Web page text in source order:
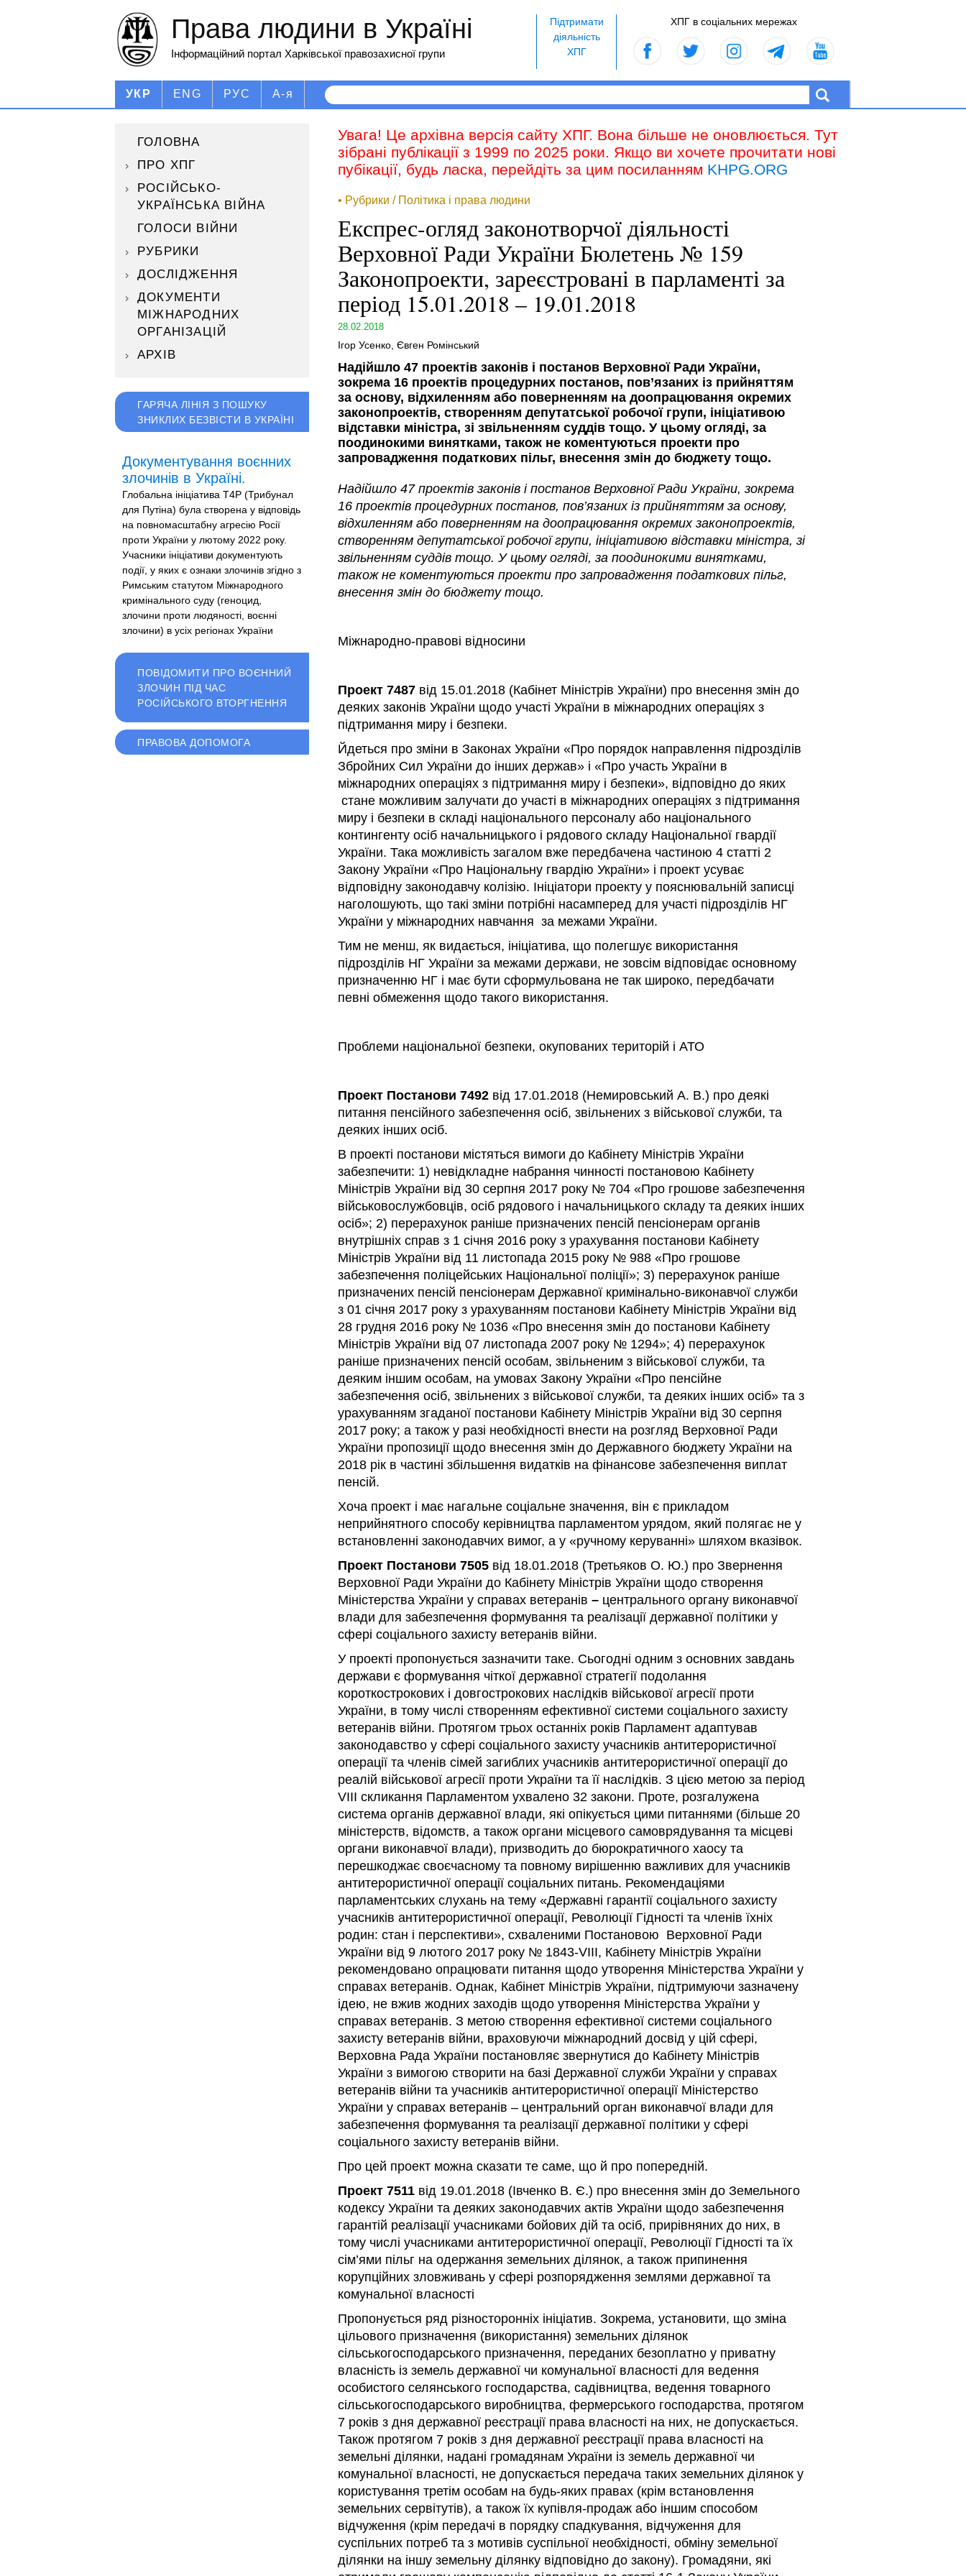
ХПГ в соціальних мережах
Підтримати
діяльність
ХПГ
Права людини в Україні
Інформаційний портал Харківської правозахисної групи
УКР ENG РУС А-я
ГОЛОВНА
ПРО ХПГ
РОСІЙСЬКО-
УКРАЇНСЬКА ВІЙНА
ГОЛОСИ ВІЙНИ
РУБРИКИ
ДОСЛІДЖЕННЯ
ДОКУМЕНТИ
МІЖНАРОДНИХ
ОРГАНІЗАЦІЙ
АРХІВ
ГАРЯЧА ЛІНІЯ З ПОШУКУ
ЗНИКЛИХ БЕЗВІСТИ В УКРАЇНІ
Документування воєнних
злочинів в Україні.
Глобальна ініціатива T4P (Трибунал
для Путіна) була створена у відповідь
на повномасштабну агресію Росії
проти України у лютому 2022 року.
Учасники ініціативи документують
події, у яких є ознаки злочинів згідно з
Римським статутом Міжнародного
кримінального суду (геноцид,
злочини проти людяності, воєнні
злочини) в усіх регіонах України
ПОВІДОМИТИ ПРО ВОЄННИЙ
ЗЛОЧИН ПІД ЧАС
РОСІЙСЬКОГО ВТОРГНЕННЯ
ПРАВОВА ДОПОМОГА
Увага! Це архівна версія сайту ХПГ. Вона більше не оновлюється. Тут
зібрані публікації з 1999 по 2025 роки. Якщо ви хочете прочитати нові
пубікації, будь ласка, перейдіть за цим посиланням KHPG.ORG
• Рубрики / Політика і права людини
Експрес-огляд законотворчої діяльності
Верховної Ради України Бюлетень № 159
Законопроекти, зареєстровані в парламенті за
період 15.01.2018 – 19.01.2018
28.02.2018
Ігор Усенко, Євген Ромінський
Надійшло 47 проектів законів і постанов Верховної Ради України,
зокрема 16 проектів процедурних постанов, пов’язаних із прийняттям
за основу, відхиленням або поверненням на доопрацювання окремих
законопроектів, створенням депутатської робочої групи, ініціативою
відставки міністра, зі звільненням суддів тощо. У цьому огляді, за
поодинокими винятками, також не коментуються проекти про
запровадження податкових пільг, внесення змін до бюджету тощо.
Надійшло 47 проектів законів і постанов Верховної Ради України, зокрема
16 проектів процедурних постанов, пов’язаних із прийняттям за основу,
відхиленням або поверненням на доопрацювання окремих законопроектів,
створенням депутатської робочої групи, ініціативою відставки міністра, зі
звільненням суддів тощо. У цьому огляді, за поодинокими винятками,
також не коментуються проекти про запровадження податкових пільг,
внесення змін до бюджету тощо.
Міжнародно-правові відносини
Проект 7487 від 15.01.2018 (Кабінет Міністрів України) про внесення змін до
деяких законів України щодо участі України в міжнародних операціях з
підтримання миру і безпеки.
Йдеться про зміни в Законах України «Про порядок направлення підрозділів
Збройних Сил України до інших держав» і «Про участь України в
міжнародних операціях з підтримання миру і безпеки», відповідно до яких
стане можливим залучати до участі в міжнародних операціях з підтримання
миру і безпеки в складі національного персоналу або національного
контингенту осіб начальницького і рядового складу Національної гвардії
України. Така можливість загалом вже передбачена частиною 4 статті 2
Закону України «Про Національну гвардію України» і проект усуває
відповідну законодавчу колізію. Ініціатори проекту у пояснювальній записці
наголошують, що такі зміни потрібні насамперед для участі підрозділів НГ
України у міжнародних навчання за межами України.
Тим не менш, як видається, ініціатива, що полегшує використання
підрозділів НГ України за межами держави, не зовсім відповідає основному
призначенню НГ і має бути сформульована не так широко, передбачати
певні обмеження щодо такого використання.
Проблеми національної безпеки, окупованих територій і АТО
Проект Постанови 7492 від 17.01.2018 (Немировський А. В.) про деякі
питання пенсійного забезпечення осіб, звільнених з військової служби, та
деяких інших осіб.
В проекті постанови містяться вимоги до Кабінету Міністрів України
забезпечити: 1) невідкладне набрання чинності постановою Кабінету
Міністрів України від 30 серпня 2017 року № 704 «Про грошове забезпечення
військовослужбовців, осіб рядового і начальницького складу та деяких інших
осіб»; 2) перерахунок раніше призначених пенсій пенсіонерам органів
внутрішніх справ з 1 січня 2016 року з урахування постанови Кабінету
Міністрів України від 11 листопада 2015 року № 988 «Про грошове
забезпечення поліцейських Національної поліції»; 3) перерахунок раніше
призначених пенсій пенсіонерам Державної кримінально-виконавчої служби
з 01 січня 2017 року з урахуванням постанови Кабінету Міністрів України від
28 грудня 2016 року № 1036 «Про внесення змін до постанови Кабінету
Міністрів України від 07 листопада 2007 року № 1294»; 4) перерахунок
раніше призначених пенсій особам, звільненим з військової служби, та
деяким іншим особам, на умовах Закону України «Про пенсійне
забезпечення осіб, звільнених з військової служби, та деяких інших осіб» та з
урахуванням згаданої постанови Кабінету Міністрів України від 30 серпня
2017 року; а також у разі необхідності внести на розгляд Верховної Ради
України пропозиції щодо внесення змін до Державного бюджету України на
2018 рік в частині збільшення видатків на фінансове забезпечення виплат
пенсій.
Хоча проект і має нагальне соціальне значення, він є прикладом
неприйнятного способу керівництва парламентом урядом, який полягає не у
встановленні законодавчих вимог, а у «ручному керуванні» шляхом вказівок.
Проект Постанови 7505 від 18.01.2018 (Третьяков О. Ю.) про Звернення
Верховної Ради України до Кабінету Міністрів України щодо створення
Міністерства України у справах ветеранів – центрального органу виконавчої
влади для забезпечення формування та реалізації державної політики у
сфері соціального захисту ветеранів війни.
У проекті пропонується зазначити таке. Сьогодні одним з основних завдань
держави є формування чіткої державної стратегії подолання
короткострокових і довгострокових наслідків військової агресії проти
України, в тому числі створенням ефективної системи соціального захисту
ветеранів війни. Протягом трьох останніх років Парламент адаптував
законодавство у сфері соціального захисту учасників антитерористичної
операції та членів сімей загиблих учасників антитерористичної операції до
реалій військової агресії проти України та її наслідків. З цією метою за період
VIII скликання Парламентом ухвалено 32 закони. Проте, розгалужена
система органів державної влади, які опікується цими питаннями (більше 20
міністерств, відомств, а також органи місцевого самоврядування та місцеві
органи виконавчої влади), призводить до бюрократичного хаосу та
перешкоджає своєчасному та повному вирішенню важливих для учасників
антитерористичної операції соціальних питань. Рекомендаціями
парламентських слухань на тему «Державні гарантії соціального захисту
учасників антитерористичної операції, Революції Гідності та членів їхніх
родин: стан і перспективи», схваленими Постановою Верховної Ради
України від 9 лютого 2017 року № 1843-VIII, Кабінету Міністрів України
рекомендовано опрацювати питання щодо утворення Міністерства України у
справах ветеранів. Однак, Кабінет Міністрів України, підтримуючи зазначену
ідею, не вжив жодних заходів щодо утворення Міністерства України у
справах ветеранів. З метою створення ефективної системи соціального
захисту ветеранів війни, враховуючи міжнародний досвід у цій сфері,
Верховна Рада України постановляє звернутися до Кабінету Міністрів
України з вимогою створити на базі Державної служби України у справах
ветеранів війни та учасників антитерористичної операції Міністерство
України у справах ветеранів – центральний орган виконавчої влади для
забезпечення формування та реалізації державної політики у сфері
соціального захисту ветеранів війни.
Про цей проект можна сказати те саме, що й про попередній.
Проект 7511 від 19.01.2018 (Івченко В. Є.) про внесення змін до Земельного
кодексу України та деяких законодавчих актів України щодо забезпечення
гарантій реалізації учасниками бойових дій та осіб, прирівняних до них, в
тому числі учасниками антитерористичної операції, Революції Гідності та їх
сім’ями пільг на одержання земельних ділянок, а також припинення
корупційних зловживань у сфері розпорядження землями державної та
комунальної власності
Пропонується ряд різносторонніх ініціатив. Зокрема, установити, що зміна
цільового призначення (використання) земельних ділянок
сільськогосподарського призначення, переданих безоплатно у приватну
власність із земель державної чи комунальної власності для ведення
особистого селянського господарства, садівництва, ведення товарного
сільськогосподарського виробництва, фермерського господарства, протягом
7 років з дня державної реєстрації права власності на них, не допускається.
Також протягом 7 років з дня державної реєстрації права власності на
земельні ділянки, надані громадянам України із земель державної чи
комунальної власності, не допускається передача таких земельних ділянок у
користування третім особам на будь-яких правах (крім встановлення
земельних сервітутів), а також їх купівля-продаж або іншим способом
відчуження (крім передачі в порядку спадкування, відчуження для
суспільних потреб та з мотивів суспільної необхідності, обміну земельної
ділянки на іншу земельну ділянку відповідно до закону). Громадяни, які